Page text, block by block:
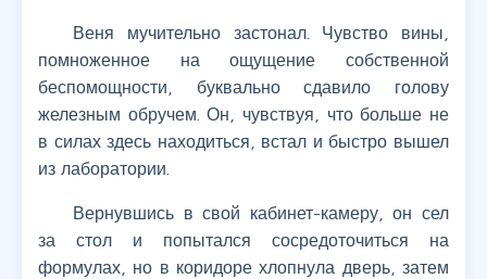
Веня мучительно застонал. Чувство вины,
помноженное на ощущение собственной
беспомощности, буквально сдавило голову
железным обручем. Он, чувствуя, что больше не
в силах здесь находиться, встал и быстро вышел
из лаборатории.
Вернувшись в свой кабинет-камеру, он сел
за стол и попытался сосредоточиться на
формулах, но в коридоре хлопнула дверь, затем